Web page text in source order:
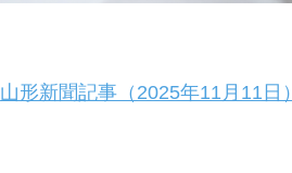
山形新聞記事（2025年11月11日）